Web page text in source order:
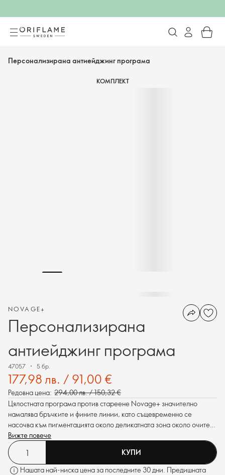
Персонализирана антиейджинг програма
КОМПЛЕКТ
NOVAGE+
Персонализирана
антиейджинг програма
47057 5 бр.
177,98 лв. / 91,00 €
Редовна цена: 294,00 лв. / 150,32 €
Цялостната програма против стареене Novage+ значително
намалява бръчките и фините линии, като същевременно се
насочва към пигментацията около деликатната зона около очите.
Формулиран, за да осигури превъзходна ефективност, оставяйки
кожата плътна и блестяща.
Вижте повече
КУПИ
Нашата най-ниска цена за последните 30 дни. Предишната